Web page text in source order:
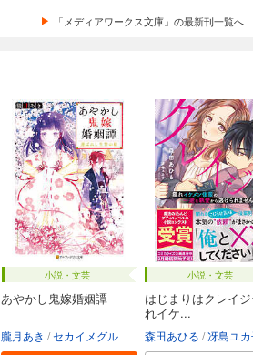
「メディアワークス文庫」の最新刊一覧へ
小説・文芸
あやかし鬼嫁婚姻譚
朧月あき セカイメグル
小説・文芸
はじまりはクレイ
れイケ...
森田あひる 冴島ユ